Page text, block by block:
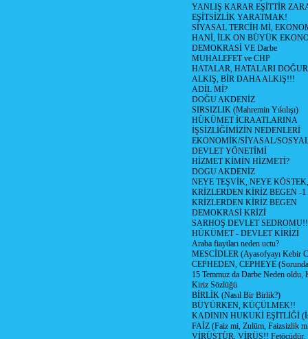
YANLIŞ KARAR EŞİTTİR
EŞİTSİZLİK YARATMAK!
SİYASAL TERCİH Mİ,
HANİ, İLK ON BÜYÜK
DEMOKRASİ VE Darbe
MUHALEFET ve CHP
HATALAR, HATALARI
ALKIŞ, BİR DAHA ALKIŞ!!!
ADİL Mİ?
DOĞU AKDENİZ
SIRSIZLIK (Mahremin Yıkılışı)
HÜKÜMET İCRAATLARINA
İŞSİZLİĞİMİZİN NEDENLERİ
EKONOMİK/SİYASAL/
DEVLET YÖNETİMİ
HİZMET KİMİN HİZMETİ?
DOGU AKDENİZ
NEYE TEŞVİK, NEYE
KRİZLERDEN KİRİZ BEGEN -1
KRİZLERDEN KİRİZ BEGEN
DEMOKRASİ KRİZİ
SARHOŞ DEVLET SEDROMU!!
HÜKÜMET - DEVLET KİRİZİ
Araba fiaytları neden uctu?
MESCİDLER (Ayasofyayı Kebir
CEPHEDEN, CEPHEYE
15 Temmuz da Darbe Neden oldu,
Kiriz Sözlüğü
BİRLİK (Nasıl Bir Birlik?)
BÜYÜRKEN, KÜÇÜLMEK!!
KADININ HUKUKİ EŞİTLİĞİ
FAİZ (Faiz mi, Zulüm, Faizsizlik
VİRÜSTÜR, VİRÜS!! Fetöcüdür,